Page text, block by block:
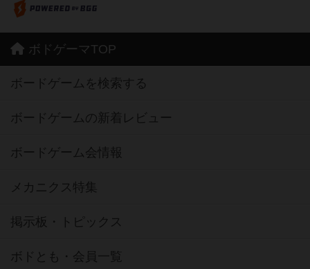
ボドゲーマTOP
ボードゲームを検索する
ボードゲームの新着レビュー
ボードゲーム会情報
メカニクス特集
掲示板・トピックス
ボドとも・会員一覧